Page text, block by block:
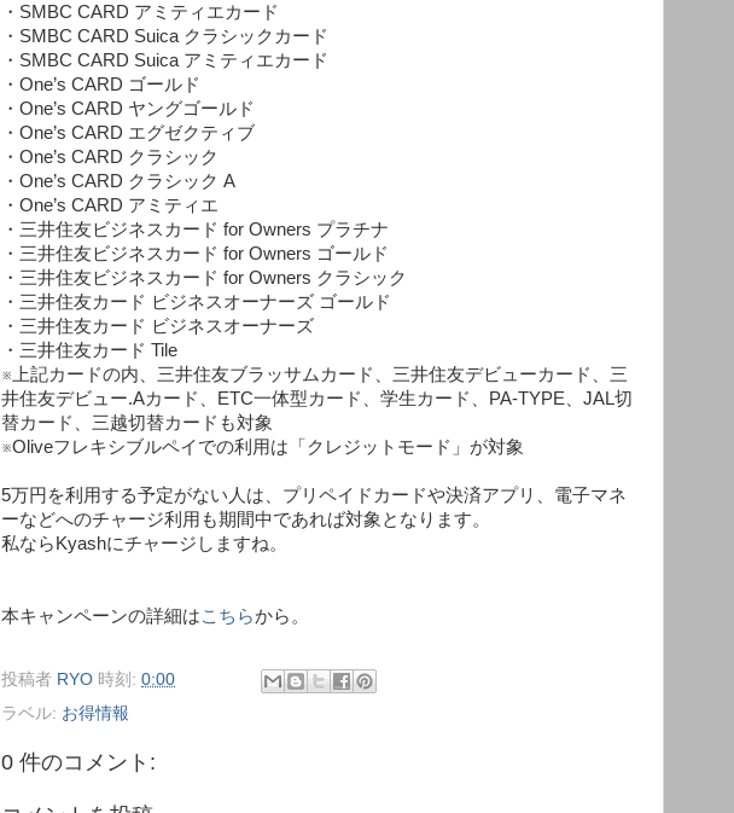
・SMBC CARD アミティエカード
・SMBC CARD Suica クラシックカード
・SMBC CARD Suica アミティエカード
・One’s CARD ゴールド
・One’s CARD ヤングゴールド
・One’s CARD エグゼクティブ
・One’s CARD クラシック
・One’s CARD クラシック A
・One’s CARD アミティエ
・三井住友ビジネスカード for Owners プラチナ
・三井住友ビジネスカード for Owners ゴールド
・三井住友ビジネスカード for Owners クラシック
・三井住友カード ビジネスオーナーズ ゴールド
・三井住友カード ビジネスオーナーズ
・三井住友カード Tile
※上記カードの内、三井住友ブラッサムカード、三井住友デビューカード、三
井住友デビュー.Aカード、ETC一体型カード、学生カード、PA-TYPE、JAL切
替カード、三越切替カードも対象
※Oliveフレキシブルペイでの利用は「クレジットモード」が対象
5万円を利用する予定がない人は、プリペイドカードや決済アプリ、電子マネ
ーなどへのチャージ利用も期間中であれば対象となります。
私ならKyashにチャージしますね。
本キャンペーンの詳細はこちらから。
投稿者 RYO 時刻: 0:00
ラベル: お得情報
0 件のコメント: